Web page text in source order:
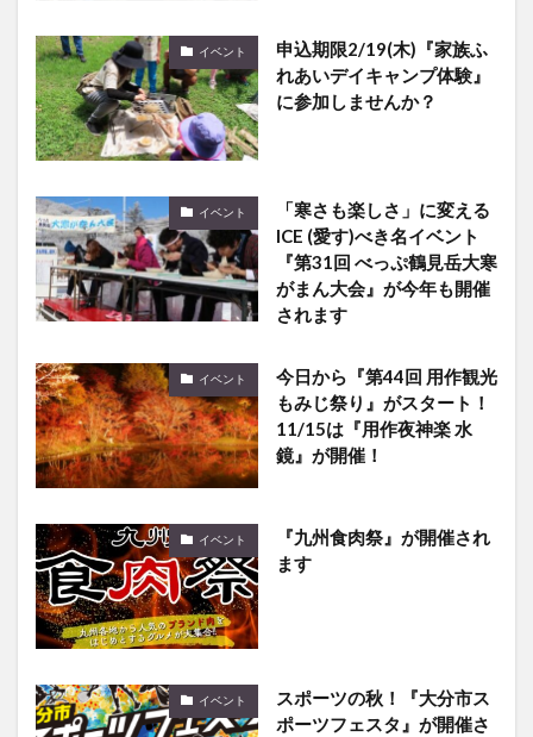
イベント
申込期限2/19(木)『家族ふ
れあいデイキャンプ体験』
に参加しませんか？
イベント
「寒さも楽しさ」に変える
ICE (愛す)べき名イベント
『第31回 べっぷ鶴見岳大寒
がまん大会』が今年も開催
されます
イベント
今日から『第44回 用作観光
もみじ祭り』がスタート！
11/15は『用作夜神楽 水
鏡』が開催！
イベント
『九州食肉祭』が開催され
ます
イベント
スポーツの秋！『大分市ス
ポーツフェスタ』が開催さ